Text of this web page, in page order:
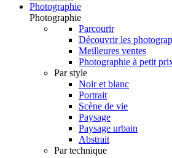
Photographie
Photographie
Parcourir
Découvrir les
Meilleures ventes
Photographie à petit
Par style
Noir et blanc
Portrait
Scène de vie
Paysage
Paysage urbain
Abstrait
Par technique